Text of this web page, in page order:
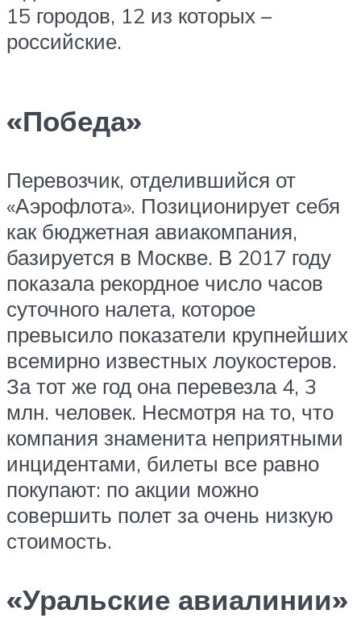
15 городов, 12 из которых –
российские.
«Победа»
Перевозчик, отделившийся от
«Аэрофлота». Позиционирует себя
как бюджетная авиакомпания,
базируется в Москве. В 2017 году
показала рекордное число часов
суточного налета, которое
превысило показатели крупнейших
всемирно известных лоукостеров.
За тот же год она перевезла 4, 3
млн. человек. Несмотря на то, что
компания знаменита неприятными
инцидентами, билеты все равно
покупают: по акции можно
совершить полет за очень низкую
стоимость.
«Уральские авиалинии»